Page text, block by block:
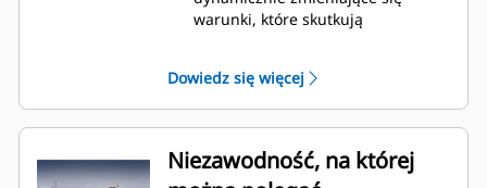
warunki, które skutkują
System zapobiegania kolizjom jest
wyposażony w zestaw
zintegrowanych i inteligentnych
czujników, aby ostrzegać przed
kolizją podczas jazdy do tyłu,
Dowiedz się więcej
Niezawodność, na której